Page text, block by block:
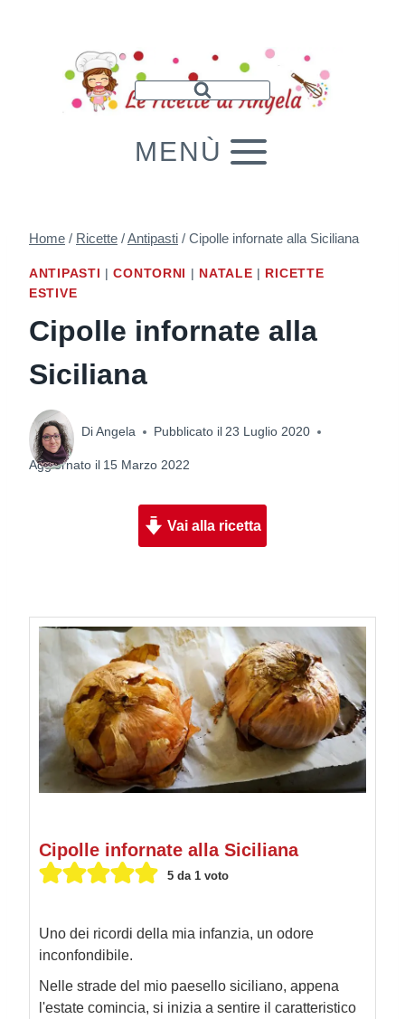
MENÙ
Home / Ricette /Antipasti / Cipolle infornate alla Siciliana
ANTIPASTI |CONTORNI | NATALE | RICETTE
ESTIVE
Cipolle infornate alla
Siciliana
DiAngela Pubblicato il 23 Luglio 2020
Aggiornato il 15 Marzo 2022
Vai alla ricetta
Cipolle infornate alla Siciliana
5da 1 voto
Uno dei ricordi della mia infanzia, un odore
inconfondibile.
Nelle strade del mio paesello siciliano, appena
l'estate comincia, si inizia a sentire il caratteristico